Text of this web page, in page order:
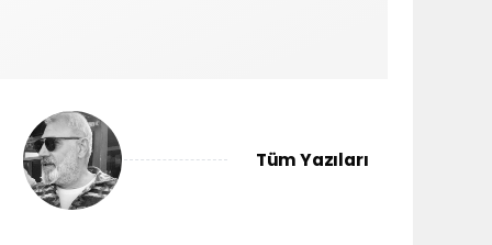
Tüm Yazıları